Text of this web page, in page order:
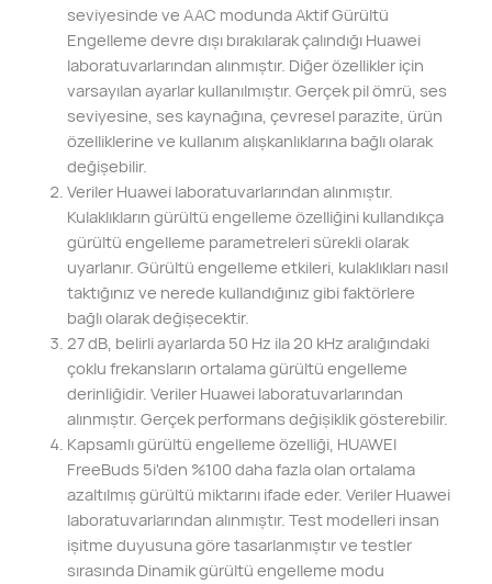
seviyesinde ve AAC modunda Aktif Gürültü
Engelleme devre dışı bırakılarak çalındığı Huawei
laboratuvarlarından alınmıştır. Diğer özellikler için
varsayılan ayarlar kullanılmıştır. Gerçek pil ömrü, ses
seviyesine, ses kaynağına, çevresel parazite, ürün
özelliklerine ve kullanım alışkanlıklarına bağlı olarak
değişebilir.
Veriler Huawei laboratuvarlarından alınmıştır.
Kulaklıkların gürültü engelleme özelliğini kullandıkça
gürültü engelleme parametreleri sürekli olarak
uyarlanır. Gürültü engelleme etkileri, kulaklıkları nasıl
taktığınız ve nerede kullandığınız gibi faktörlere
bağlı olarak değişecektir.
27 dB, belirli ayarlarda 50 Hz ila 20 kHz aralığındaki
çoklu frekansların ortalama gürültü engelleme
derinliğidir. Veriler Huawei laboratuvarlarından
alınmıştır. Gerçek performans değişiklik gösterebilir.
Kapsamlı gürültü engelleme özelliği, HUAWEI
FreeBuds 5i'den %100 daha fazla olan ortalama
azaltılmış gürültü miktarını ifade eder. Veriler Huawei
laboratuvarlarından alınmıştır. Test modelleri insan
işitme duyusuna göre tasarlanmıştır ve testler
sırasında Dinamik gürültü engelleme modu